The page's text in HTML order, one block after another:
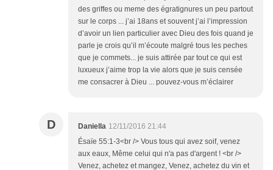
des griffes ou meme des égratignures un peu partout
sur le corps ... j’ai 18ans et souvent j’ai l’impression
d’avoir un lien particulier avec Dieu des fois quand je
parle je crois qu’il m’écoute malgré tous les peches
que je commets... je suis attirée par tout ce qui est
luxueux j’aime trop la vie alors que je suis censée
me consacrer à Dieu ... pouvez-vous m’éclairer
D Daniella 12/11/2016 21:44
Ésaïe 55:1-3<br /> Vous tous qui avez soif, venez
aux eaux, Même celui qui n'a pas d'argent ! <br />
Venez, achetez et mangez, Venez, achetez du vin et